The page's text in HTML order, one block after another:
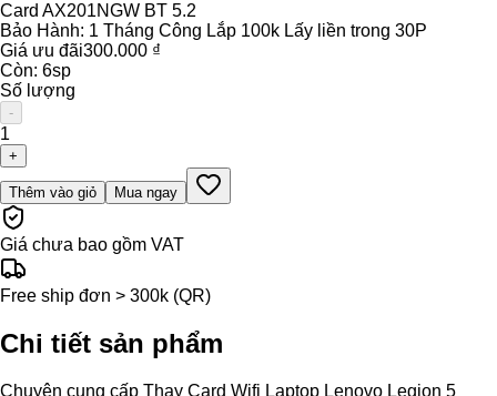
Card AX201NGW BT 5.2
Bảo Hành: 1 Tháng Công Lắp 100k Lấy liền trong 30P
Giá ưu đãi300.000 ₫
Còn: 6sp
Số lượng
-
1
+
Thêm vào giỏ Mua ngay
Giá chưa bao gồm VAT
Free ship đơn > 300k (QR)
Chi tiết sản phẩm
Chuyên cung cấp Thay Card Wifi Laptop Lenovo Legion 5